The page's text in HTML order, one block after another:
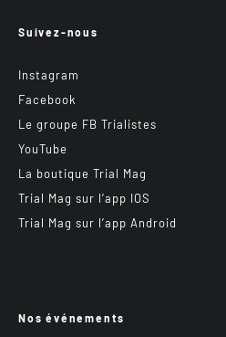
Suivez-nous
Instagram
Facebook
Le groupe FB Trialistes
YouTube
La boutique Trial Mag
Trial Mag sur l’app IOS
Trial Mag sur l’app Android
Nos événements